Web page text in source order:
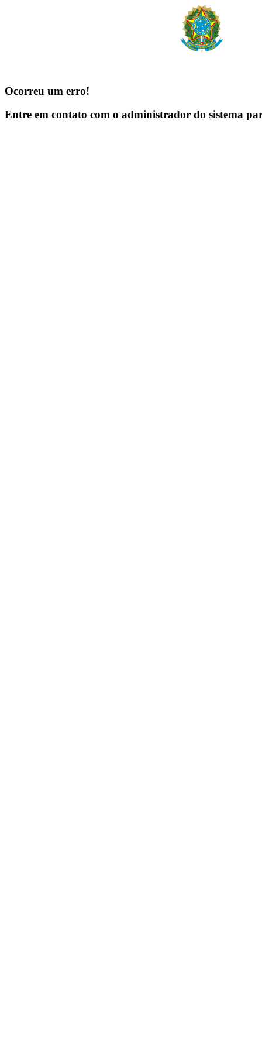
Ocorreu um erro!
Entre em contato com o administrador do sistema